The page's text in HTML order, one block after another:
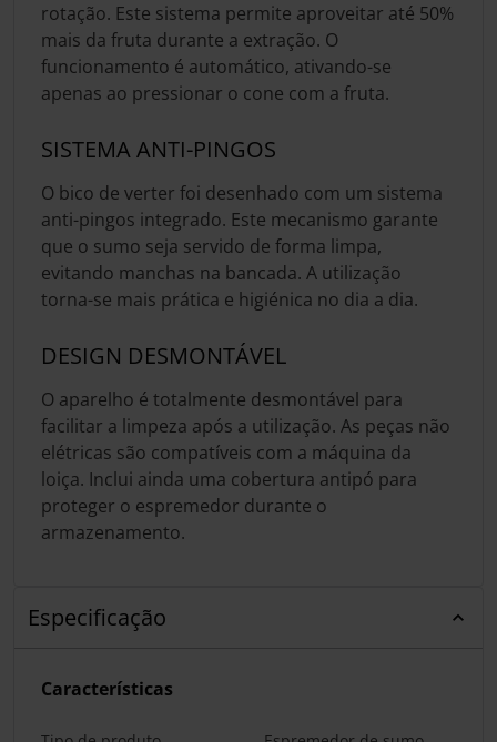
rotação. Este sistema permite aproveitar até 50%
mais da fruta durante a extração. O
funcionamento é automático, ativando-se
apenas ao pressionar o cone com a fruta.
SISTEMA ANTI-PINGOS
O bico de verter foi desenhado com um sistema
anti-pingos integrado. Este mecanismo garante
que o sumo seja servido de forma limpa,
evitando manchas na bancada. A utilização
torna-se mais prática e higiénica no dia a dia.
DESIGN DESMONTÁVEL
O aparelho é totalmente desmontável para
facilitar a limpeza após a utilização. As peças não
elétricas são compatíveis com a máquina da
loiça. Inclui ainda uma cobertura antipó para
proteger o espremedor durante o
armazenamento.
Especificação
Características